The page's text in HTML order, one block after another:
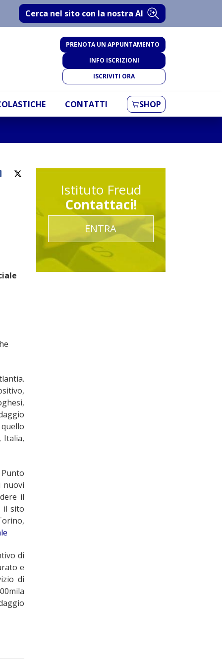
Cerca nel sito con la nostra AI
PRENOTA UN APPUNTAMENTO
INFO ISCRIZIONI
ISCRIVITI ORA
CONTATTI SHOP
Italia,
nuovi
il
il sito
di
e
di
Istituto Freud
Contattaci!
ENTRA